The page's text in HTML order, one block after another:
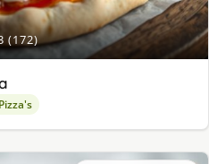
(172)
Pizza's